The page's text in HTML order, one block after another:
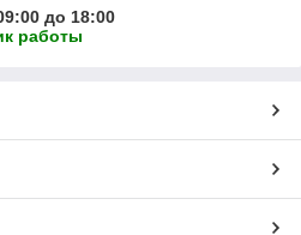
до 18:00
работы